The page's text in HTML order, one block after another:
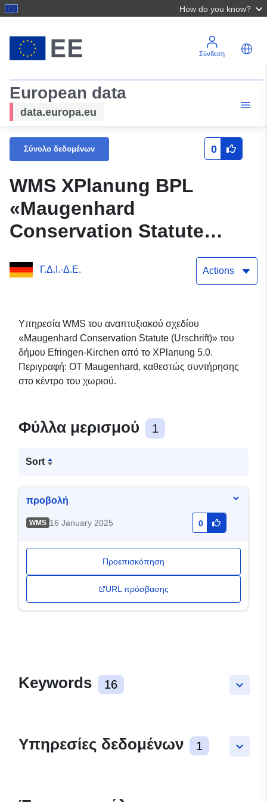
How do you know?
Σύνδεση
European data
data.europa.eu
Σύνολο δεδομένων 0
WMS XPlanung BPL
«Maugenhard
Conservation Statute
(original)» (Καταστατικό
διατήρησης του
(πρωτότυπο))
Γ.Δ.Ι.-Δ.Ε. Actions
Υπηρεσία WMS του αναπτυξιακού σχεδίου
«Maugenhard Conservation Statute (Urschrift)» του
δήμου Efringen-Kirchen από το XPlanung 5.0.
Περιγραφή: OT Maugenhard, καθεστώς συντήρησης
στο κέντρο του χωριού.
Φύλλα μερισμού 1
Sort
προβολή
WMS 16 January 2025 0
Προεπισκόπηση
URL πρόσβασης
keyboard_arrow_down
Keywords 16
keyboard_arrow_down
Υπηρεσίες δεδομένων 1